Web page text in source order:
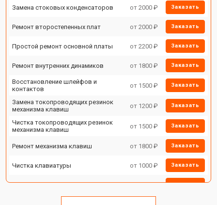
Замена стоковых конденсаторов от 2000 ₽ Заказать
Ремонт второстепенных плат от 2000 ₽ Заказать
Простой ремонт основной платы от 2200 ₽ Заказать
Ремонт внутренних динамиков от 1800 ₽ Заказать
Восстановление шлейфов и
контактов
от 1500 ₽ Заказать
Замена токопроводящих резинок
механизма клавиш
от 1200 ₽ Заказать
Чистка токопроводящих резинок
механизма клавиш
от 1500 ₽ Заказать
Ремонт механизма клавиш от 1800 ₽ Заказать
Чистка клавиатуры от 1000 ₽ Заказать
Ремонт клавиш от 1800 ₽ Заказать